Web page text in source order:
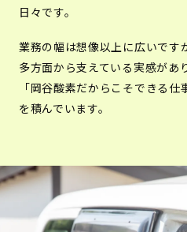
日々です。
業務の幅は想像以上に広いです
多方面から支えている実感があ
「岡谷酸素だからこそできる
を積んでいます。